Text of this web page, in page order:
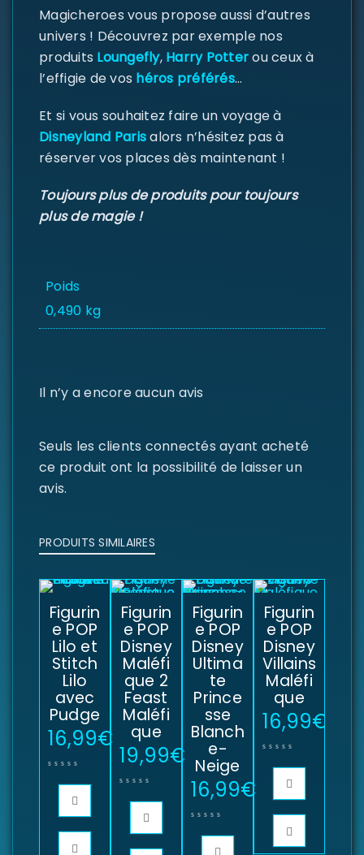
ou e-mail*
de passe*
SE CONNECTER
Magicheroes vous propose aussi d’autres
univers ! Découvrez par exemple nos
produits Loungefly,Harry Potterou ceux à
l’effigie de vos héros préférés…
Et si vous souhaitez faire un voyage à
Disneyland Parisalors n’hésitez pas à
réserver vos places dès maintenant !
Toujours plus de produits pour toujours
plus de magie !
Poids
0,490 kg
Il n’y a encore aucun avis
Seuls les clients connectés ayant acheté
ce produit ont la possibilité de laisser un
avis.
PRODUITS SIMILAIRES
Figurin
e POP
Lilo et
Stitch
Lilo
avec
Pudge
16,99€
Figurin
e POP
Disney
Maléfi
que 2
Feast
Maléfi
que
19,99€
Figurin
e POP
Disney
Ultima
te
Prince
sse
Blanch
e-
Neige
16,99€
Figurin
e POP
Disney
Villains
Maléfi
que
16,99€